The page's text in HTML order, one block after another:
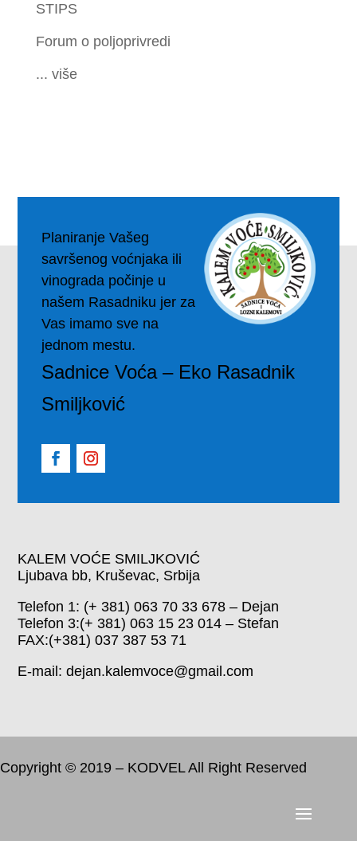
STIPS
Forum o poljoprivredi
... više
Planiranje Vašeg
savršenog voćnjaka ili
vinograda počinje u
našem Rasadniku jer za
Vas imamo sve na
jednom mestu.
Sadnice Voća – Eko Rasadnik
Smiljković
KALEM VOĆE SMILJKOVIĆ
Ljubava bb, Kruševac, Srbija
Telefon 1: (+ 381) 063 70 33 678 – Dejan
Telefon 3:(+ 381) 063 15 23 014 – Stefan
FAX:(+381) 037 387 53 71
E-mail: dejan.kalemvoce@gmail.com
Copyright © 2019 – KODVEL All Right Reserved